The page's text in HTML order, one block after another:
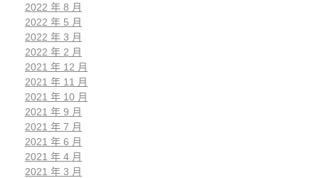
2022 年 8 月
2022 年 5 月
2022 年 3 月
2022 年 2 月
2021 年 12 月
2021 年 11 月
2021 年 10 月
2021 年 9 月
2021 年 7 月
2021 年 6 月
2021 年 4 月
2021 年 3 月